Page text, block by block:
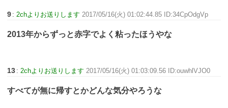
9 : 2chよりお送りします 2017/05/16(火) 01:02:44.85 ID:34CpOdgVp
2013年からずっと赤字でよく粘ったほうやな
13 : 2chよりお送りします 2017/05/16(火) 01:03:09.56 ID:ouwhlVJO0
すべてが無に帰すとかどんな気分やろうな